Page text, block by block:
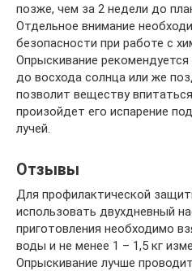
позже, чем за 2 недели до
Отдельное внимание
безопасности при работе с
Опрыскивание
до восхода солнца или же
позволит веществу
произойдет его испарение
лучей.
Отзывы
Для профилактической
использовать двухдневный
приготовления необходимо
воды и не менее 1 – 1,5 кг
Опрыскивание лучше